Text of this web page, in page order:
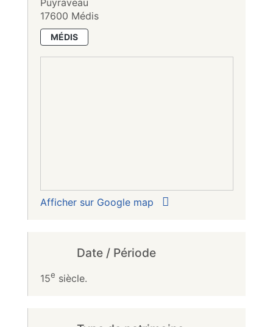
17600 Médis
MÉDIS
Afficher sur Google map
Date / Période
15e siècle.